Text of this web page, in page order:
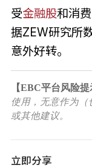
受金融股和消
据ZEW研究所
意外好转。
【EBC平台风险
使用，无意作为
或其他建议。
立即分享